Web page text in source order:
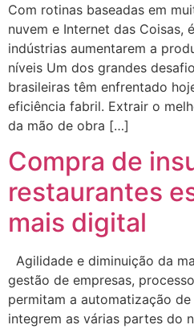
Com rotinas baseadas em
nuvem e Internet das Coisas,
indústrias aumentarem a
níveis Um dos grandes
brasileiras têm enfrentado
eficiência fabril. Extrair o
da mão de obra […]
Compra de
restaurantes
mais digital
Agilidade e diminuição da
gestão de empresas,
permitam a automatização
integrem as várias partes do